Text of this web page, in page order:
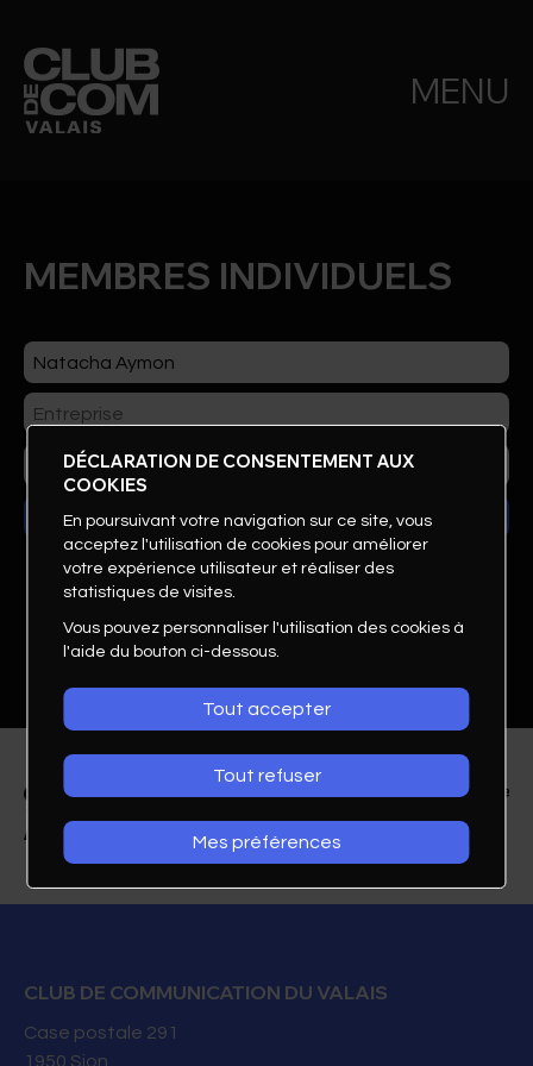
MENU
MEMBRES INDIVIDUELS
Natacha Aymon
Assistante Communication
0273072486
CLUB DE COMMUNICATION DU VALAIS
Case postale 291
1950 Sion
DÉCLARATION DE CONSENTEMENT AUX
COOKIES
En poursuivant votre navigation sur ce site, vous
acceptez l'utilisation de cookies pour améliorer
votre expérience utilisateur et réaliser des
statistiques de visites.
Vous pouvez personnaliser l'utilisation des cookies à
l'aide du bouton ci-dessous.
Tout accepter
Tout refuser
Mes préférences